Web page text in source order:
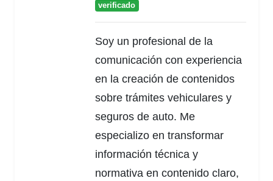
verificado
Soy un profesional de la
comunicación con experiencia
en la creación de contenidos
sobre trámites vehiculares y
seguros de auto. Me
especializo en transformar
información técnica y
normativa en contenido claro,